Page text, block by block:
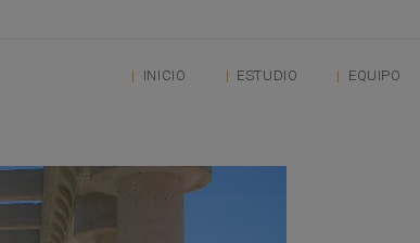
INICIO ESTUDIO EQUIPO